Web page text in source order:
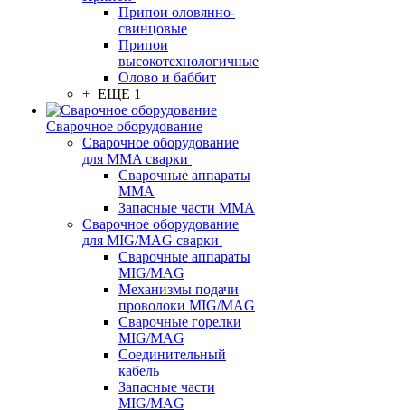
Припои оловянно-
свинцовые
Припои
высокотехнологичные
Олово и баббит
+ ЕЩЕ 1
Сварочное оборудование
Сварочное оборудование
для MMA сварки
Сварочные аппараты
MMA
Запасные части MMA
Сварочное оборудование
для MIG/MAG сварки
Сварочные аппараты
MIG/MAG
Механизмы подачи
проволоки MIG/MAG
Сварочные горелки
MIG/MAG
Соединительный
кабель
Запасные части
MIG/MAG